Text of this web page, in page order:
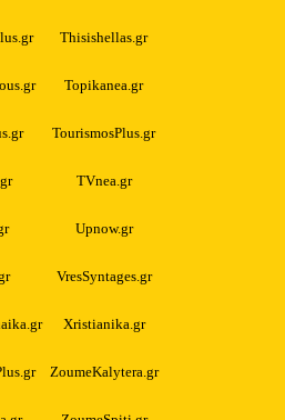
Thisishellas.gr
Topikanea.gr
TourismosPlus.gr
TVnea.gr
Upnow.gr
VresSyntages.gr
Xristianika.gr
ZoumeKalytera.gr